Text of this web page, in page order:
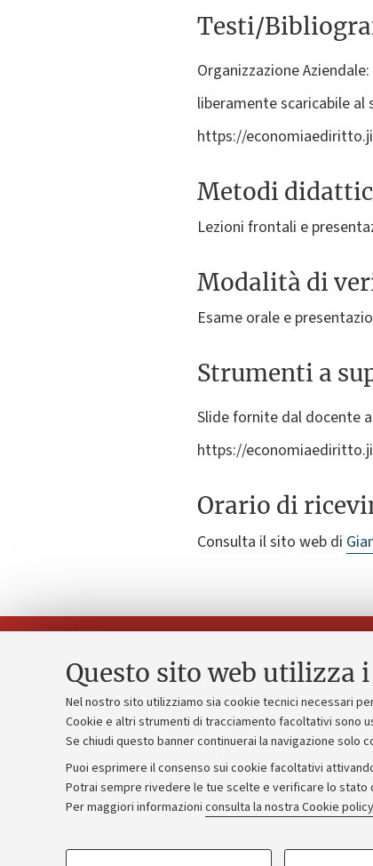
Questo sito web utilizza
Nel nostro sito utilizziamo sia cookie tecnici necessari
Cookie e altri strumenti di tracciamento facoltativi sono
Se chiudi questo banner continuerai la navigazione solo
Puoi esprimere il consenso sui cookie facoltativi
Potrai sempre rivedere le tue scelte e verificare lo
Per maggiori informazioni consulta la nostra Cookie policy
COOKIE DI PROFILAZIONE - FACOLTATIVI
Testi/
Organizzazione
liberamente scaricabile al
https://
Metodi
Lezioni frontali e
Modalità di
Esame orale e
Strumenti a
Slide fornite dal docente
https://
Orario di
Consulta il sito web di
Contatti e PEC
Uffici dell'amministrazione generale
Lavora con noi
Alumni community
Piano
Bilanci